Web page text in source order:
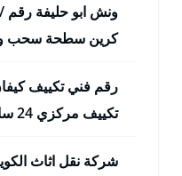
كرين سطحة سحب
تكييف مركزي 24 ساعة